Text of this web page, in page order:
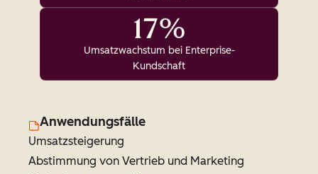
17%
Umsatzwachstum bei Enterprise-
Kundschaft
Anwendungsfälle
Umsatzsteigerung
Abstimmung von Vertrieb und Marketing